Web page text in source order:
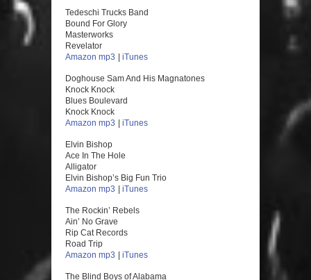
Tedeschi Trucks Band
Bound For Glory
Masterworks
Revelator
Amazon mp3
iTunes
Doghouse Sam And His Magnatones
Knock Knock
Blues Boulevard
Knock Knock
Amazon mp3
iTunes
Elvin Bishop
Ace In The Hole
Alligator
Elvin Bishop’s Big Fun Trio
Amazon mp3
iTunes
The Rockin’ Rebels
Ain’ No Grave
Rip Cat Records
Road Trip
Amazon mp3
iTunes
The Blind Boys of Alabama